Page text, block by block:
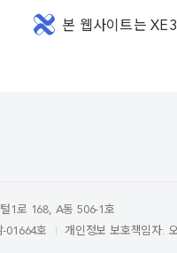
본 웹사이트는
1로 168, A동 506-1호
-01664호 개인정보 보호책임자: